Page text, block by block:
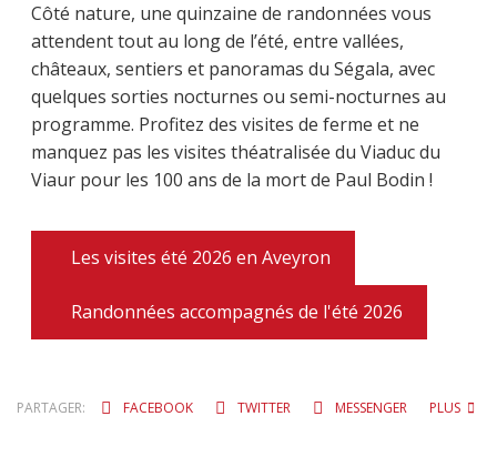
Côté nature, une quinzaine de randonnées vous
attendent tout au long de l’été, entre vallées,
châteaux, sentiers et panoramas du Ségala, avec
quelques sorties nocturnes ou semi-nocturnes au
programme. Profitez des visites de ferme et ne
manquez pas les visites théatralisée du Viaduc du
Viaur pour les 100 ans de la mort de Paul Bodin !
Les visites été 2026 en Aveyron
Randonnées accompagnés de l'été 2026
PARTAGER: FACEBOOK TWITTER MESSENGER PLUS